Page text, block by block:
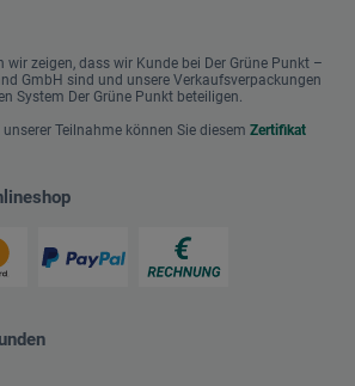
wir zeigen, dass wir Kunde bei Der Grüne Punkt –
GmbH sind und unsere Verkaufsverpackungen
System Der Grüne Punkt beteiligen.
Teilnahme können Sie diesem Zertifikat